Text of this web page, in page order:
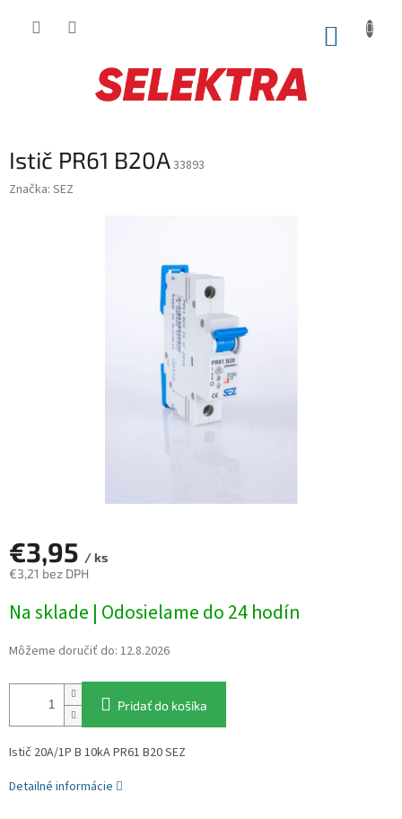
Istič PR61 B20A33893
Značka: SEZ
€3,95 / ks
€3,21 bez DPH
cena:
Na sklade | Odosielame do 24 hodín
Môžeme doručiť do: 12.8.2026
Pridať do košíka
Istič 20A/1P B 10kA PR61 B20 SEZ
Detailné informácie